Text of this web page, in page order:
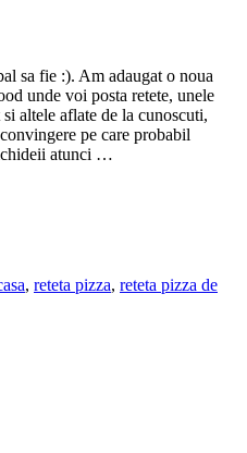
sa fie :). Am adaugat o noua
unde voi posta retete, unele
altele aflate de la cunoscuti,
pe care probabil
atunci …
, reteta pizza, reteta pizza de